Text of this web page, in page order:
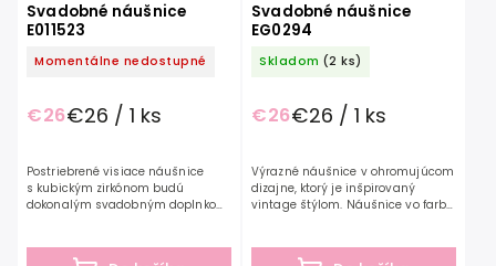
Svadobné náušnice
E011523
Momentálne nedostupné
€26€26 / 1 ks
Postriebrené visiace náušnice
s kubickým zirkónom budú
dokonalým svadobným doplnkom.
oslňujúci...
Svadobné náušnice
EG0294
Skladom (2 ks)
€26€26 / 1 ks
Výrazné náušnice v ohromujúcom
dizajne, ktorý je inšpirovaný
vintage štýlom. Náušnice vo farbe
kolekcie...